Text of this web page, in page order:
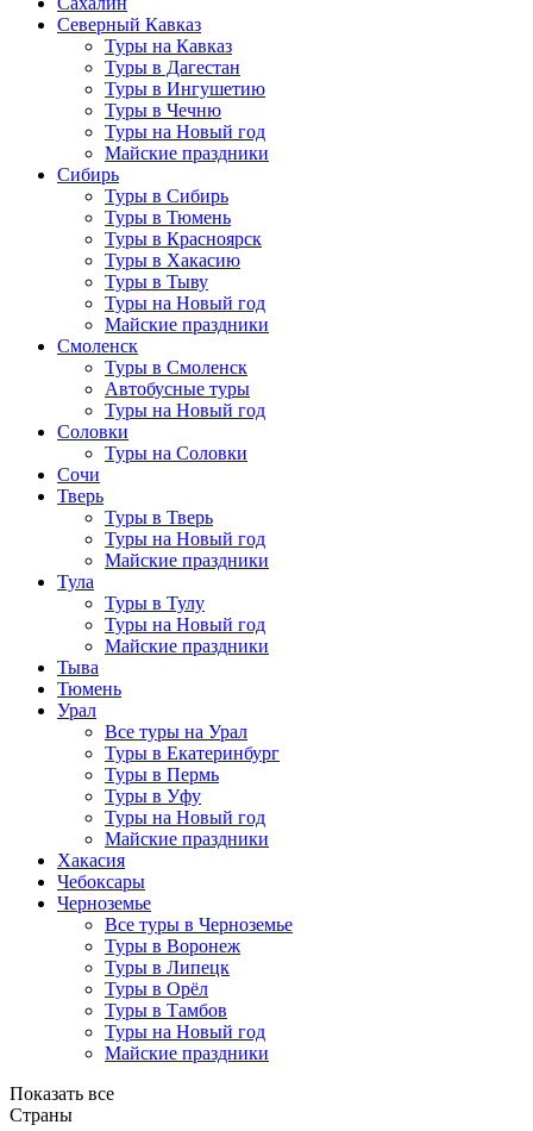
Северный Кавказ
Туры на Кавказ
Туры в Дагестан
Туры в Ингушетию
Туры в Чечню
Туры на Новый год
Майские праздники
Сибирь
Туры в Сибирь
Туры в Тюмень
Туры в Красноярск
Туры в Хакасию
Туры в Тыву
Туры на Новый год
Майские праздники
Смоленск
Туры в Смоленск
Автобусные туры
Туры на Новый год
Соловки
Туры на Соловки
Сочи
Тверь
Туры в Тверь
Туры на Новый год
Майские праздники
Тула
Туры в Тулу
Туры на Новый год
Майские праздники
Тыва
Тюмень
Урал
Все туры на Урал
Туры в Екатеринбург
Туры в Пермь
Туры в Уфу
Туры на Новый год
Майские праздники
Хакасия
Чебоксары
Черноземье
Все туры в Черноземье
Туры в Воронеж
Туры в Липецк
Туры в Орёл
Туры в Тамбов
Туры на Новый год
Майские праздники
Показать все
Страны